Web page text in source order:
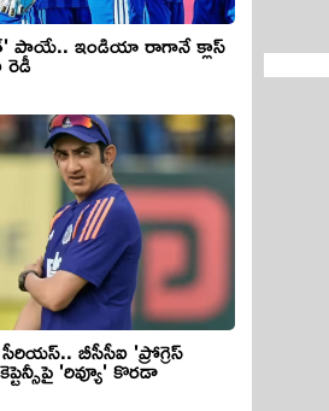
పాయే.. ఇండియా రాగానే క్లాస్
రెడీ
బీసీసీఐ 'ప్రోగ్రెస్
'రివ్యూ' కొరడా